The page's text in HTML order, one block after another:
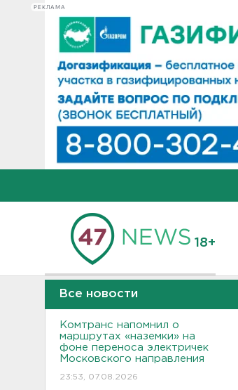
РЕКЛАМА
18+
Все новости
Комтранс напомнил о
маршрутах «наземки» на
фоне переноса электричек
Московского направления
23:53, 07.08.2026